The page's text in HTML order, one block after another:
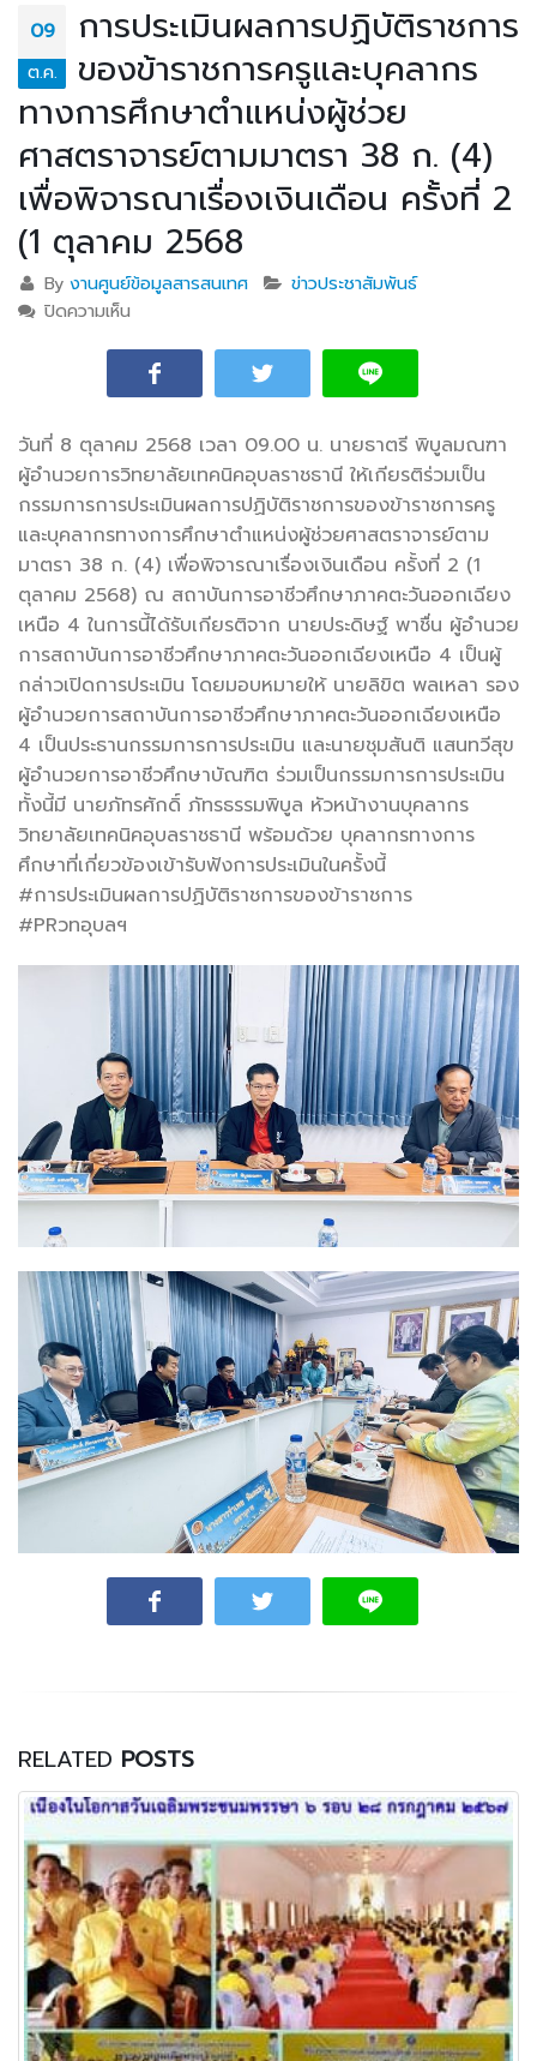
09
ต.ค.
การประเมินผลการปฏิบัติราชการ
ของข้าราชการครูและบุคลากร
ทางการศึกษาตำแหน่งผู้ช่วย
ศาสตราจารย์ตามมาตรา 38 ก. (4)
เพื่อพิจารณาเรื่องเงินเดือน ครั้งที่ 2
(1 ตุลาคม 2568
Byงานศูนย์ข้อมูลสารสนเทศ
ข่าวประชาสัมพันธ์
ปิดความเห็น
ตามมาตรา 38 ก. (4) เพื่อพิจารณาเรื่องเงินเดือน ครั้งที่
2 (1 ตุลาคม 2568
วันที่ 8 ตุลาคม 2568 เวลา 09.00 น. นายธาตรี พิบูลมณฑา
ผู้อำนวยการวิทยาลัยเทคนิคอุบลราชธานี ให้เกียรติร่วมเป็น
กรรมการการประเมินผลการปฏิบัติราชการของข้าราชการครู
และบุคลากรทางการศึกษาตำแหน่งผู้ช่วยศาสตราจารย์ตาม
มาตรา 38 ก. (4) เพื่อพิจารณาเรื่องเงินเดือน ครั้งที่ 2 (1
ตุลาคม 2568) ณ สถาบันการอาชีวศึกษาภาคตะวันออกเฉียง
เหนือ 4 ในการนี้ได้รับเกียรติจาก นายประดิษฐ์ พาชื่น ผู้อำนวย
การสถาบันการอาชีวศึกษาภาคตะวันออกเฉียงเหนือ 4 เป็นผู้
กล่าวเปิดการประเมิน โดยมอบหมายให้ นายลิขิต พลเหลา รอง
ผู้อำนวยการสถาบันการอาชีวศึกษาภาคตะวันออกเฉียงเหนือ
4 เป็นประธานกรรมการการประเมิน และนายชุมสันติ แสนทวีสุข
ผู้อำนวยการอาชีวศึกษาบัณฑิต ร่วมเป็นกรรมการการประเมิน
ทั้งนี้มี นายภัทรศักดิ์ ภัทรธรรมพิบูล หัวหน้างานบุคลากร
วิทยาลัยเทคนิคอุบลราชธานี พร้อมด้วย บุคลากรทางการ
ศึกษาที่เกี่ยวข้องเข้ารับฟังการประเมินในครั้งนี้
#การประเมินผลการปฏิบัติราชการของข้าราชการ
#PRวทอุบลฯ
RELATED POSTS